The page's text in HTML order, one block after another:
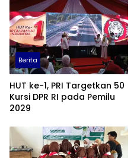
Berita
HUT ke-1, PRI Targetkan 50
Kursi DPR RI pada Pemilu
2029